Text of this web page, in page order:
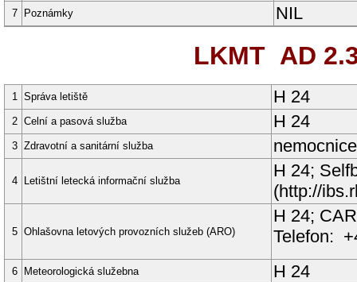
7 Poznámky NIL
LKMT AD
1 Správa letiště H 24
2 Celní a pasová služba H 24
3 Zdravotní a sanitární služba
4 Letištní letecká informační služba
H 24;
(http://
5 Ohlašovna letových provozních služeb (ARO)
H 24;
Telefon:
6 Meteorologická služebna H 24